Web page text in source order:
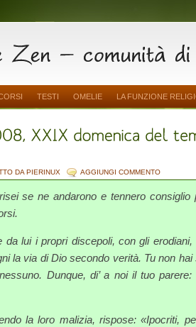
TESTI OMELIE LA FUNZIONE
DA PIERINUX AGGIUNGI COMMENTO
se ne andarono e tennero
da lui i propri discepoli, con gli
la via di Dio secondo verità. Tu non
Dunque, di’ a noi il tuo
la loro malizia, rispose: «Ipocriti,